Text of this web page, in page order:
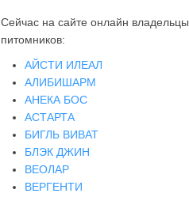
Сейчас на сайте онлайн владельцы
питомников:
АЙСТИ ИЛЕАЛ
АЛИБИШАРМ
АНЕКА БОС
АСТАРТА
БИГЛЬ ВИВАТ
БЛЭК ДЖИН
ВЕОЛАР
ВЕРГЕНТИ